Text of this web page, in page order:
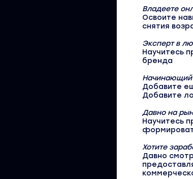
Владеете
Освоите
снятия
Эксперт в
Научитесь
бренда
Начинающий
Добавите
Добавите
Давно на
Научитесь
Хотите
Давно